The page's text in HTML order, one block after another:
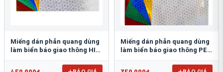
Miếng dán phản quang dùng
làm biển báo giao thông HIP
Miếng dán phản quang dùng
làm biển báo giao thông PEG